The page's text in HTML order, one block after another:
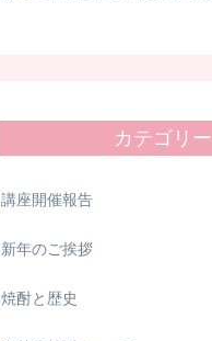
カテゴリー
講座開催報告
新年のご挨拶
焼酎と歴史